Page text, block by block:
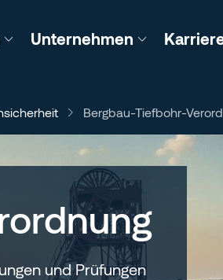
Unternehmen
Bergbau-Tiefbohr-
und Prüfungen